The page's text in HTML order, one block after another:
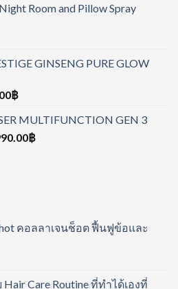
Room and Pillow Spray
GINSENG PURE GLOW
฿
MULTIFUNCTION GEN 3
฿
คอลลาเจนช็อต ฟื้นฟูข้อและ
Care Routine ที่ทำได้เองที่